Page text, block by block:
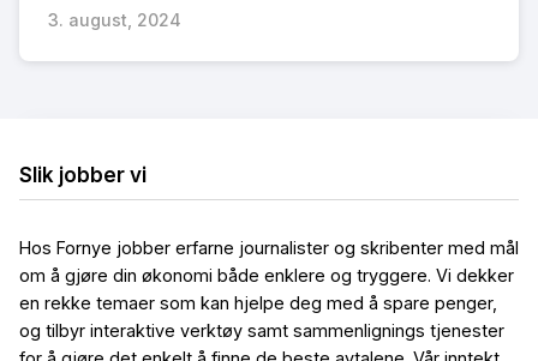
3. august, 2024
Slik jobber vi
Hos Fornye jobber erfarne journalister og skribenter med mål
om å gjøre din økonomi både enklere og tryggere. Vi dekker
en rekke temaer som kan hjelpe deg med å spare penger,
og tilbyr interaktive verktøy samt sammenlignings tjenester